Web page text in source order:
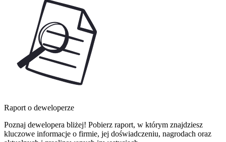
Raport o deweloperze
Poznaj dewelopera bliżej! Pobierz raport, w którym znajdziesz
kluczowe informacje o firmie, jej doświadczeniu, nagrodach oraz